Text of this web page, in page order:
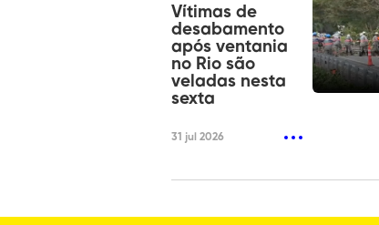
Vítimas de
desabamento
após ventania
no Rio são
veladas nesta
sexta
31 jul 2026